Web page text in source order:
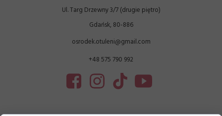
Ul. Targ Drzewny 3/7 (drugie piętro)
Gdańsk, 80-886
osrodek.otuleni@gmail.com
+48 575 790 992